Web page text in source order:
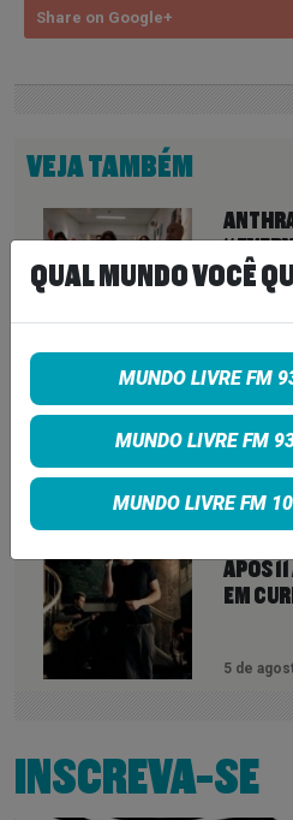
Share on Google+
VEJA TAMBÉM
COM
LADO
É UMA
5 de
APÓS
EM
5 de
INSCREVA-SE
QUAL MUNDO VOCÊ
MUNDO LIVRE FM
MUNDO LIVRE FM
MUNDO LIVRE FM